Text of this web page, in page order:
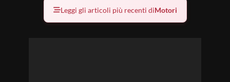
Leggi gli articoli più recenti diMotori